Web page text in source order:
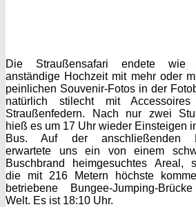
Die Straußensafari endete wie
anständige Hochzeit mit mehr oder
peinlichen Souvenir-Fotos in der
natürlich stilecht mit
Straußenfedern. Nach nur zwei
hieß es um 17 Uhr wieder Einsteigen
Bus. Auf der anschließenden
erwartete uns ein von einem
Buschbrand heimgesuchtes Areal,
die mit 216 Metern höchste
betriebene Bungee-Jumping-
Welt. Es ist 18:10 Uhr.